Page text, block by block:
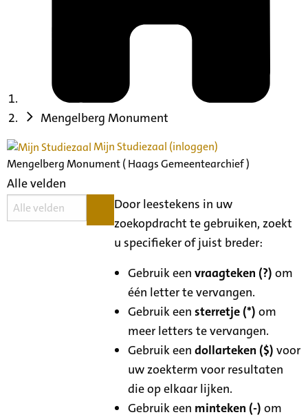
Mengelberg Monument
Mijn Studiezaal (inloggen)
Mengelberg Monument ( Haags Gemeentearchief )
Alle velden
Door leestekens in uw
zoekopdracht te gebruiken, zoekt
u specifieker of juist breder:
Gebruik eenvraagteken (?) om
één letter te vervangen.
Gebruik eensterretje (*) om
meer letters te vervangen.
Gebruik eendollarteken ($) voor
uw zoekterm voor resultaten
die op elkaar lijken.
Gebruik een minteken (-) om